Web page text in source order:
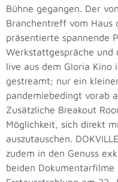
Bühne gegangen. Der
Branchentreff vom Haus
präsentierte spannende
Werkstattgespräche und
live aus dem Gloria
gestreamt; nur ein
pandemiebedingt vorab
Zusätzliche Breakout
Möglichkeit, sich direkt
auszutauschen.
zudem in den Genuss
beiden Dokumentarfilme